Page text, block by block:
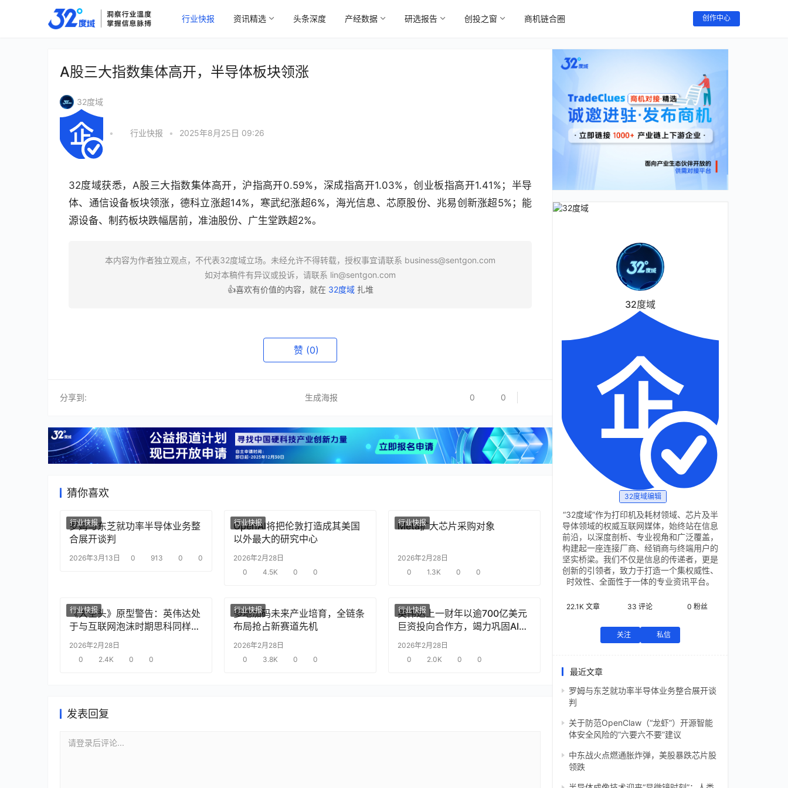
行业快报 资讯精选 头条深度 产经数据 研选报告 创投之窗 商机链合圈 创作中心
A股三大指数集体高开，半导体板块领涨
32度域
• 行业快报 • 2025年8月25日 09:26
32度域获悉，A股三大指数集体高开，沪指高开0.59%，深成指高开1.03%，创业板指高开1.41%；半导
体、通信设备板块领涨，德科立涨超14%，寒武纪涨超6%，海光信息、芯原股份、兆易创新涨超5%；能
源设备、制药板块跌幅居前，准油股份、广生堂跌超2%。
本内容为作者独立观点，不代表32度域立场。未经允许不得转载，授权事宜请联系 business@sentgon.com
如对本稿件有异议或投诉，请联系 lin@sentgon.com
👍喜欢有价值的内容，就在 32度域扎堆
赞 (0)
分享到: 生成海报 0 0
猜你喜欢
行业快报
罗姆与东芝就功率半导体业务整
合展开谈判
2026年3月13日 0 913 0 0
行业快报
OpenAI将把伦敦打造成其美国
以外最大的研究中心
2026年2月28日
0
4.5K 0 0
行业快报
Meta扩大芯片采购对象
2026年2月28日
0
1.3K 0 0
行业快报
《大空头》原型警告：英伟达处
于与互联网泡沫时期思科同样的
“危险境地”
2026年2月28日
0
2.4K 0 0
行业快报
多地加码未来产业培育，全链条
布局抢占新赛道先机
2026年2月28日
0
3.8K 0 0
行业快报
英伟达上一财年以逾700亿美元
巨资投向合作方，竭力巩固AI芯
片需求
2026年2月28日
0
2.0K 0 0
发表回复
请登录后评论...
32度域
32度域编辑
“32度域”作为打印机及耗材领域、芯片及半
导体领域的权威互联网媒体，始终站在信息
前沿，以深度剖析、专业视角和广泛覆盖，
构建起一座连接厂商、经销商与终端用户的
坚实桥梁。我们不仅是信息的传递者，更是
创新的引领者，致力于打造一个集权威性、
时效性、全面性于一体的专业资讯平台。
22.1K 文章 33 评论 0 粉丝
关注 私信
最近文章
罗姆与东芝就功率半导体业务整合展开谈
判
关于防范OpenClaw（“龙虾”）开源智能
体安全风险的“六要六不要”建议
中东战火点燃通胀炸弹，美股暴跌芯片股
领跌